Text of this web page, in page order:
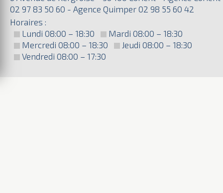
02 97 83 50 60 - Agence Quimper 02 98 55 60 42
Horaires :
Lundi 08:00 – 18:30
Mardi 08:00 – 18:30
Mercredi 08:00 – 18:30
Jeudi 08:00 – 18:30
Vendredi 08:00 – 17:30